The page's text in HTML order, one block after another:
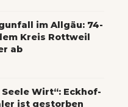
im Allgäu: 74-
Kreis Rottweil
ab
Wirt“: Eckhof-
ist gestorben